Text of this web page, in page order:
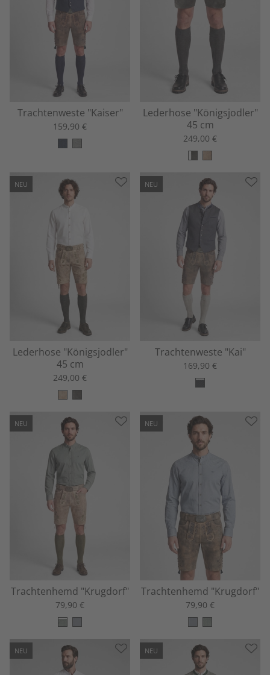
Trachtenweste "Kaiser"
159,90 €
Lederhose "Königsjodler"
45 cm
249,00 €
NEU
Lederhose "Königsjodler"
45 cm
249,00 €
NEU
Trachtenweste "Kai"
169,90 €
NEU
Trachtenhemd "Krugdorf"
79,90 €
NEU
Trachtenhemd "Krugdorf"
79,90 €
NEU NEU